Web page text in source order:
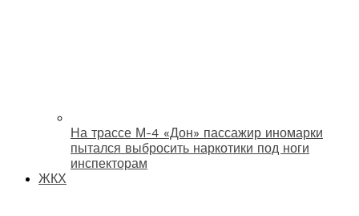
На трассе М-4 «Дон» пассажир иномарки
пытался выбросить наркотики под ноги
инспекторам
ЖКХ